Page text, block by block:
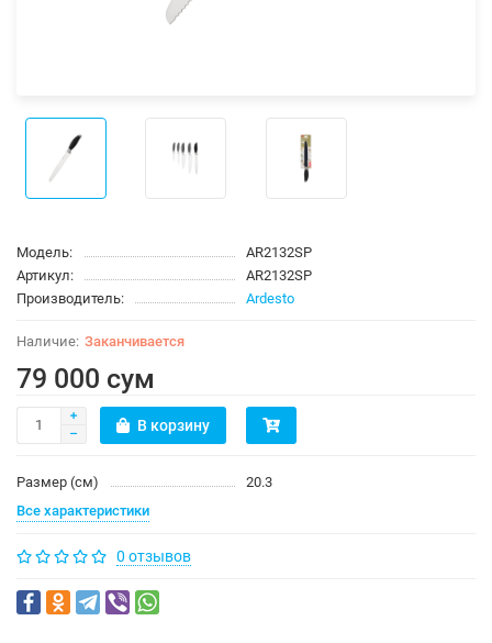
Модель:
AR2132SP
Артикул:
AR2132SP
Производитель:
Ardesto
Заканчивается
79 000 сум
В корзину
Размер (см)
20.3
Все характеристики
0 отзывов